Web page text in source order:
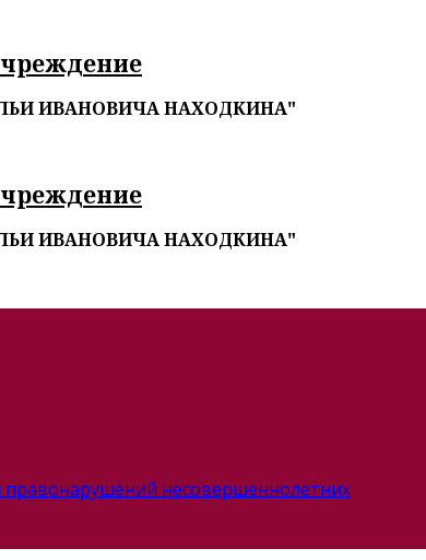
ИВАНОВИЧА НАХОДКИНА"
ИВАНОВИЧА НАХОДКИНА"
правонарушений несовершеннолетних